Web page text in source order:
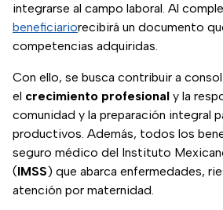
integrarse al campo laboral. Al
beneficiariorecibirá un documento
competencias adquiridas.
Con ello, se busca contribuir a
el crecimiento profesional y la
comunidad y la preparación integral
productivos. Además, todos los
seguro médico del Instituto
(IMSS) que abarca enfermedades,
atención por maternidad.